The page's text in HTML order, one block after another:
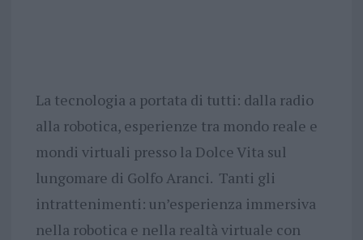
La tecnologia a portata di tutti: dalla radio
alla robotica, esperienze tra mondo reale e
mondi virtuali presso la Dolce Vita sul
lungomare di Golfo Aranci. Tanti gli
intrattenimenti: un’esperienza immersiva
nella robotica e nella realtà virtuale con